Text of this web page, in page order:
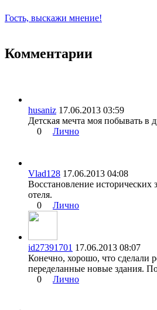
Гость, выскажи мнение!
Комментарии
husaniz 17.06.2013 03:59
Детская мечта моя побывать в
0
Лично
Vlad128 17.06.2013 04:08
Восстановление исторических
отеля.
0
Лично
id27391701 17.06.2013 08:07
Конечно, хорошо, что сделали
переделанные новые здания.
0
Лично